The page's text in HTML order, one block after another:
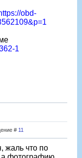
obd-
1
# 11
жаль что по